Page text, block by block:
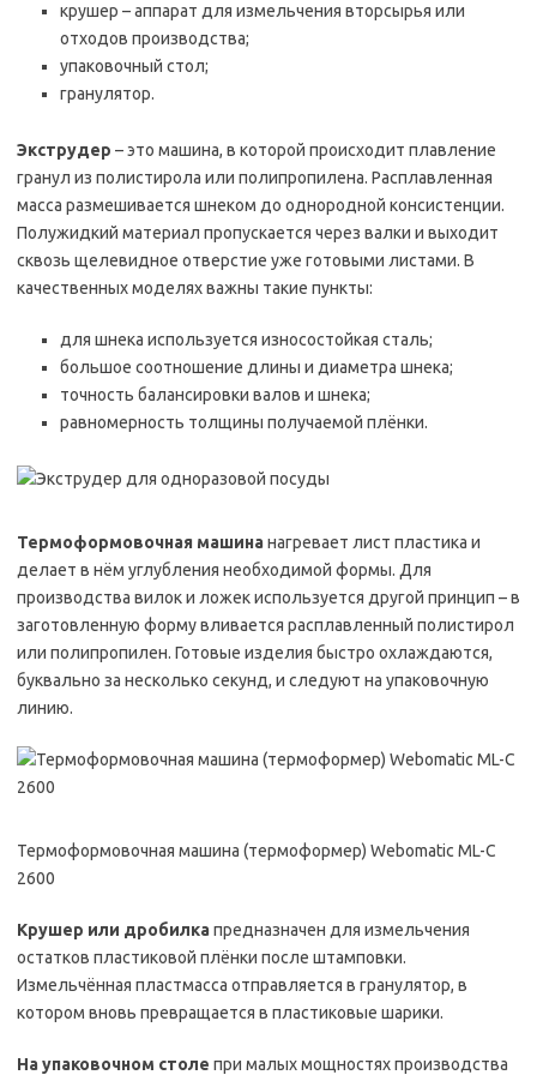
крушер – аппарат для измельчения вторсырья или
отходов производства;
упаковочный стол;
гранулятор.
Экструдер – это машина, в которой происходит плавление
гранул из полистирола или полипропилена. Расплавленная
масса размешивается шнеком до однородной консистенции.
Полужидкий материал пропускается через валки и выходит
сквозь щелевидное отверстие уже готовыми листами. В
качественных моделях важны такие пункты:
для шнека используется износостойкая сталь;
большое соотношение длины и диаметра шнека;
точность балансировки валов и шнека;
равномерность толщины получаемой плёнки.
Термоформовочная машинанагревает лист пластика и
делает в нём углубления необходимой формы. Для
производства вилок и ложек используется другой принцип – в
заготовленную форму вливается расплавленный полистирол
или полипропилен. Готовые изделия быстро охлаждаются,
буквально за несколько секунд, и следуют на упаковочную
линию.
Термоформовочная машина (термоформер) Webomatic ML-C
2600
Крушер или дробилкапредназначен для измельчения
остатков пластиковой плёнки после штамповки.
Измельчённая пластмасса отправляется в гранулятор, в
котором вновь превращается в пластиковые шарики.
На упаковочном столе при малых мощностях производства